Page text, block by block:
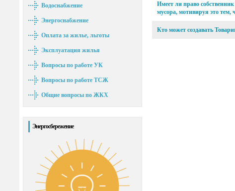
Водоснабжение
Энергоснабжение
Оплата за жилье, льготы
Эксплуатация жилья
Вопросы по работе УК
Вопросы по работе ТСЖ
Общие вопросы по ЖКХ
Энергосбережение
Имеет ли право
мусора, мотивируя это тем,
Кто может создавать